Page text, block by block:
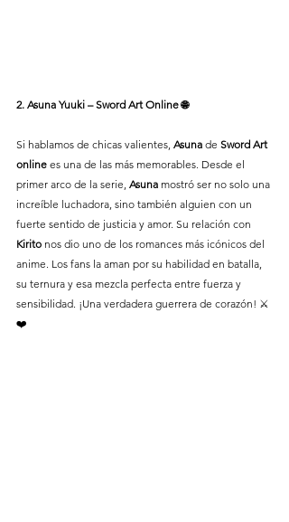
2. Asuna Yuuki – Sword Art Online 🌐
Si hablamos de chicas valientes, Asuna de Sword Art
online es una de las más memorables. Desde el
primer arco de la serie, Asuna mostró ser no solo una
increíble luchadora, sino también alguien con un
fuerte sentido de justicia y amor. Su relación con
Kirito nos dio uno de los romances más icónicos del
anime. Los fans la aman por su habilidad en batalla,
su ternura y esa mezcla perfecta entre fuerza y
sensibilidad. ¡Una verdadera guerrera de corazón! ⚔️
❤️